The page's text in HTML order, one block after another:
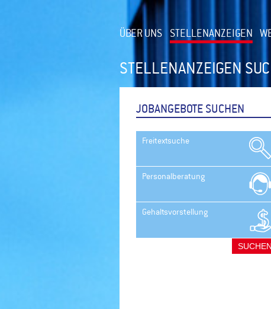
ÜBER UNS STELLENANZEIGEN
STELLENANZEIGEN
JOBANGEBOTE SUCHEN
Freitextsuche
Personalberatung
Gehaltsvorstellung